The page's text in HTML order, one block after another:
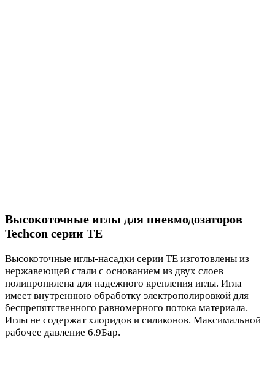
Высокоточные иглы для пневмодозаторов
Techcon серии TE
Высокоточные иглы-насадки серии TE изготовлены из
нержавеющей стали с основанием из двух слоев
полипропилена для надежного крепления иглы. Игла
имеет внутреннюю обработку электрополировкой для
беспрепятственного равномерного потока материала.
Иглы не содержат хлоридов и силиконов. Максимальной
рабочее давление 6.9Бар.